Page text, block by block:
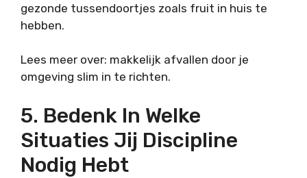
gezonde tussendoortjes zoals fruit in huis te
hebben.
Lees meer over: makkelijk afvallen door je
omgeving slim in te richten.
5. Bedenk In Welke
Situaties Jij Discipline
Nodig Hebt